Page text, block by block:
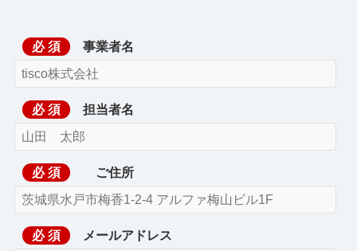
必 須 事業者名
必 須 担当者名
必 須 ご住所
必 須 メールアドレス